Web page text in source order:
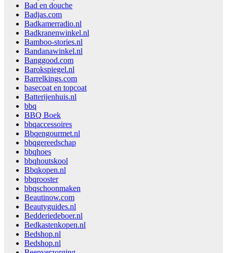
Bad en douche
Badjas.com
Badkamerradio.nl
Badkranenwinkel.nl
Bamboo-stories.nl
Bandanawinkel.nl
Banggood.com
Barokspiegel.nl
Barrelkings.com
basecoat en topcoat
Batterijenhuis.nl
bbq
BBQ Boek
bbqaccessoires
Bbqengourmet.nl
bbqgereedschap
bbqhoes
bbqhoutskool
Bbqkopen.nl
bbqrooster
bbqschoonmaken
Beautinow.com
Beautyguides.nl
Bedderiedeboer.nl
Bedkastenkopen.nl
Bedshop.nl
Bedshop.nl